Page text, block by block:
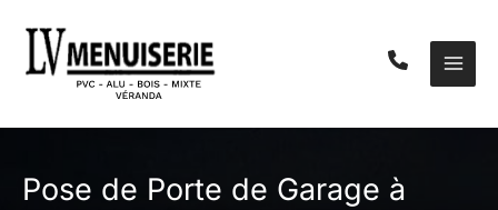
contenu
Pose de Porte de Garage à